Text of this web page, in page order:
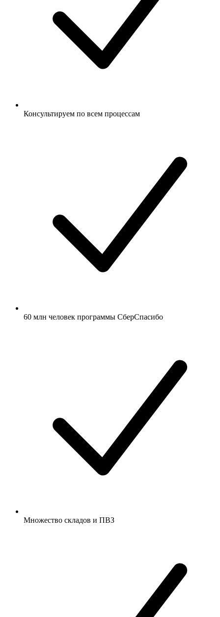
Консультируем по всем процессам
60 млн человек программы СберСпасибо
Множество складов и ПВЗ